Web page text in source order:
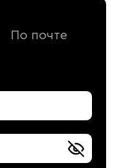
По почте